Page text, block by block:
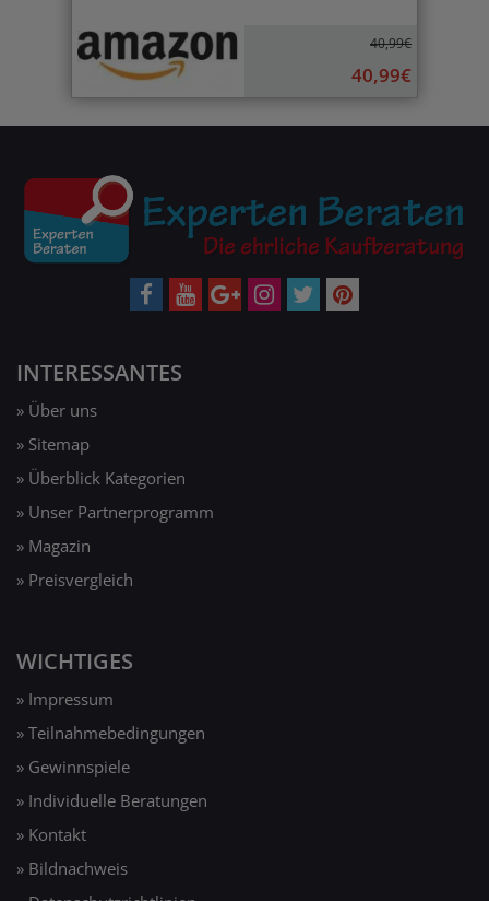
40,99€
40,99€
INTERESSANTES
» Über uns
» Sitemap
» Überblick Kategorien
» Unser Partnerprogramm
» Magazin
» Preisvergleich
WICHTIGES
» Impressum
» Teilnahmebedingungen
» Gewinnspiele
» Individuelle Beratungen
» Kontakt
» Bildnachweis